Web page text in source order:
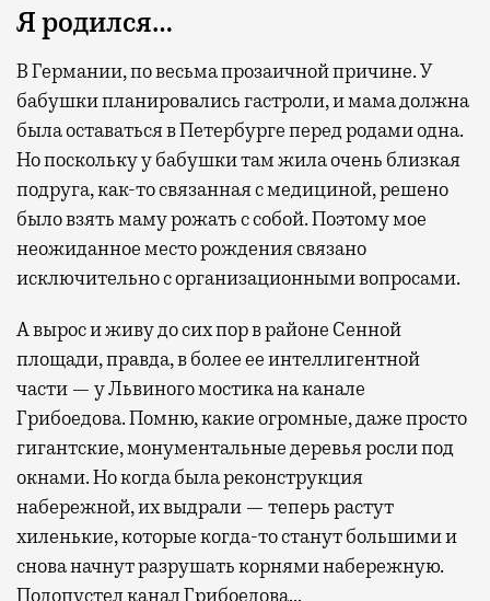
Я родился…
В Германии, по весьма прозаичной причине. У
бабушки планировались гастроли, и мама должна
была оставаться в Петербурге перед родами одна.
Но поскольку у бабушки там жила очень близкая
подруга, как-то связанная с медициной, решено
было взять маму рожать с собой. Поэтому мое
неожиданное место рождения связано
исключительно с организационными вопросами.
А вырос и живу до сих пор в районе Сенной
площади, правда, в более ее интеллигентной
части — у Львиного мостика на канале
Грибоедова. Помню, какие огромные, даже просто
гигантские, монументальные деревья росли под
окнами. Но когда была реконструкция
набережной, их выдрали — теперь растут
хиленькие, которые когда-то станут большими и
снова начнут разрушать корнями набережную.
Подопустел канал Грибоедова…